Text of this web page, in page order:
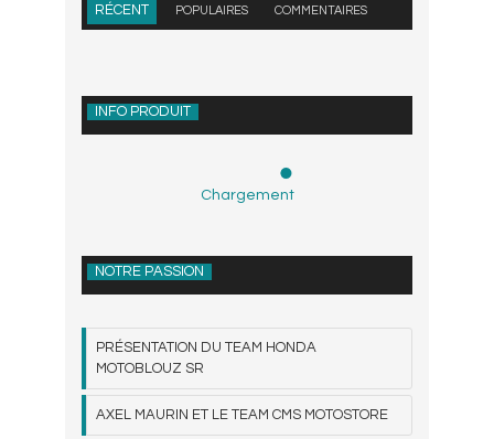
RÉCENT POPULAIRES COMMENTAIRES
INFO PRODUIT
Chargement
NOTRE PASSION
PRÉSENTATION DU TEAM HONDA
MOTOBLOUZ SR
AXEL MAURIN ET LE TEAM CMS MOTOSTORE